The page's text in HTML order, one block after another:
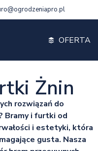
OFERTA
Żnin
rozwiązań do
Bramy i furtki od
i estetyki, która
gusta. Nasza